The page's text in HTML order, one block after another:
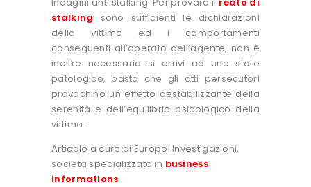
stalking sono sufficienti le dichiarazioni
della vittima ed i comportamenti
conseguenti all’operato dell’agente, non è
inoltre necessario si arrivi ad uno stato
patologico, basta che gli atti persecutori
provochino un effetto destabilizzante della
serenità e dell’equilibrio psicologico della
vittima.
Articolo a cura di Europol Investigazioni,
società specializzata in business
informations